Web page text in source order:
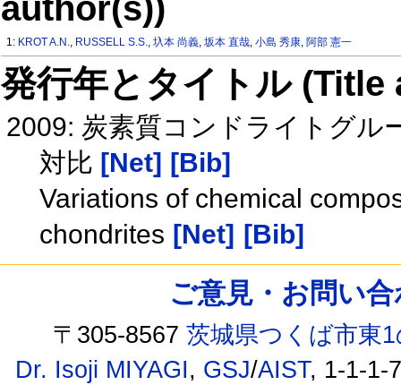
author(s))
1: KROT A.N., RUSSELL S.S.,圦本 尚義,坂本 直哉,小島 秀康, 阿部 憲一
発行年とタイトル
2009: 炭素質コンドライトグル
対比 [Net] [Bib]
Variations of chemical
chondrites [Net] [Bib]
ご意見・お問い
〒305-8567茨城県つくば市東
Dr. Isoji MIYAGI, GSJ/AIST, 1-1-1-